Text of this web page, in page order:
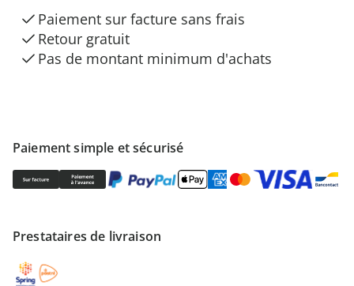
Paiement simple et sécurisé
Prestataires de livraison
Paiement sur facture sans frais
Retour gratuit
Pas de montant minimum d'achats